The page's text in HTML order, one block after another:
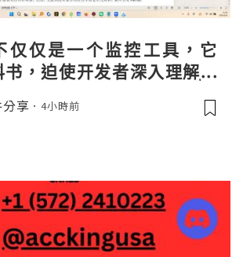
仅仅是一个监控工具，它
，迫使开发者深入理解JV
、垃圾回收机制和并发原
的可视化数据，它将抽象
享 4小時前